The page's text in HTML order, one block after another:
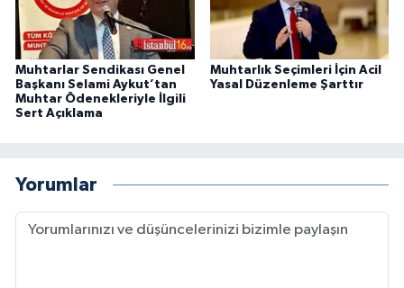
Muhtarlar Sendikası Genel
Başkanı Selami Aykut’tan
Muhtar Ödenekleriyle İlgili
Sert Açıklama
Muhtarlık Seçimleri İçin Acil
Yasal Düzenleme Şarttır
Yorumlar